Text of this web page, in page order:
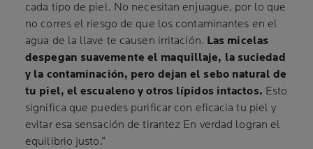
cada tipo de piel. No necesitan enjuague, por lo que
no corres el riesgo de que los contaminantes en el
agua de la llave te causen irritación. Las micelas
despegan suavemente el maquillaje, la suciedad
y la contaminación, pero dejan el sebo natural de
tu piel, el escualeno y otros lípidos intactos. Esto
significa que puedes purificar con eficacia tu piel y
evitar esa sensación de tirantez En verdad logran el
equilibrio justo.”